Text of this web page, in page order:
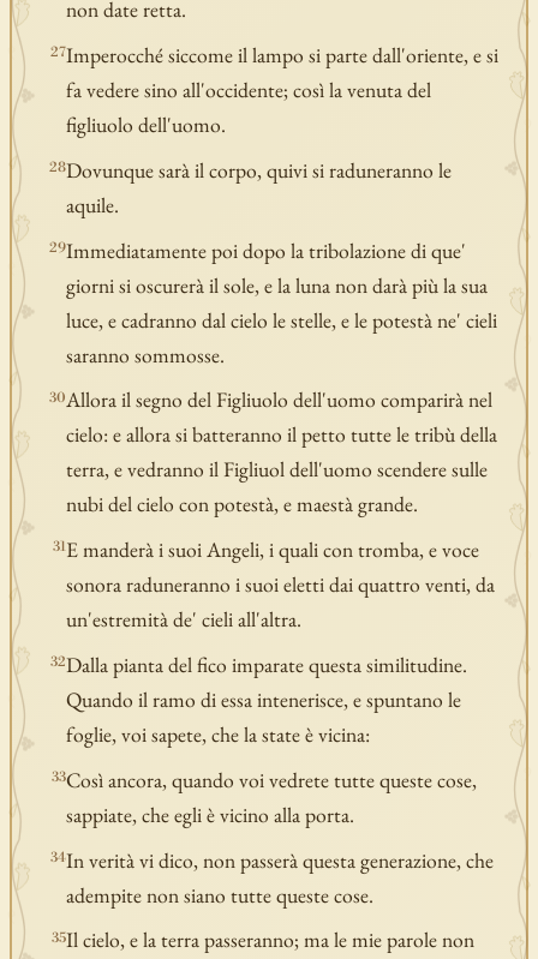
non date retta.
27Imperocché siccome il lampo si parte dall'oriente, e si
fa vedere sino all'occidente; così la venuta del
figliuolo dell'uomo.
28Dovunque sarà il corpo, quivi si raduneranno le
aquile.
29Immediatamente poi dopo la tribolazione di que'
giorni si oscurerà il sole, e la luna non darà più la sua
luce, e cadranno dal cielo le stelle, e le potestà ne' cieli
saranno sommosse.
30Allora il segno del Figliuolo dell'uomo comparirà nel
cielo: e allora si batteranno il petto tutte le tribù della
terra, e vedranno il Figliuol dell'uomo scendere sulle
nubi del cielo con potestà, e maestà grande.
31E manderà i suoi Angeli, i quali con tromba, e voce
sonora raduneranno i suoi eletti dai quattro venti, da
un'estremità de' cieli all'altra.
32Dalla pianta del fico imparate questa similitudine.
Quando il ramo di essa intenerisce, e spuntano le
foglie, voi sapete, che la state è vicina:
33Così ancora, quando voi vedrete tutte queste cose,
sappiate, che egli è vicino alla porta.
34In verità vi dico, non passerà questa generazione, che
adempite non siano tutte queste cose.
35Il cielo, e la terra passeranno; ma le mie parole non